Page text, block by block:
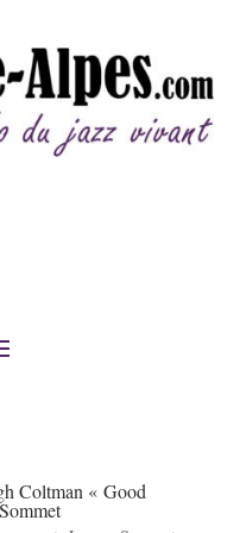
Coltman « Good